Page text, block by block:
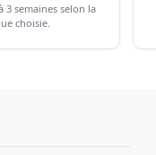
3 semaines selon la
choisie.